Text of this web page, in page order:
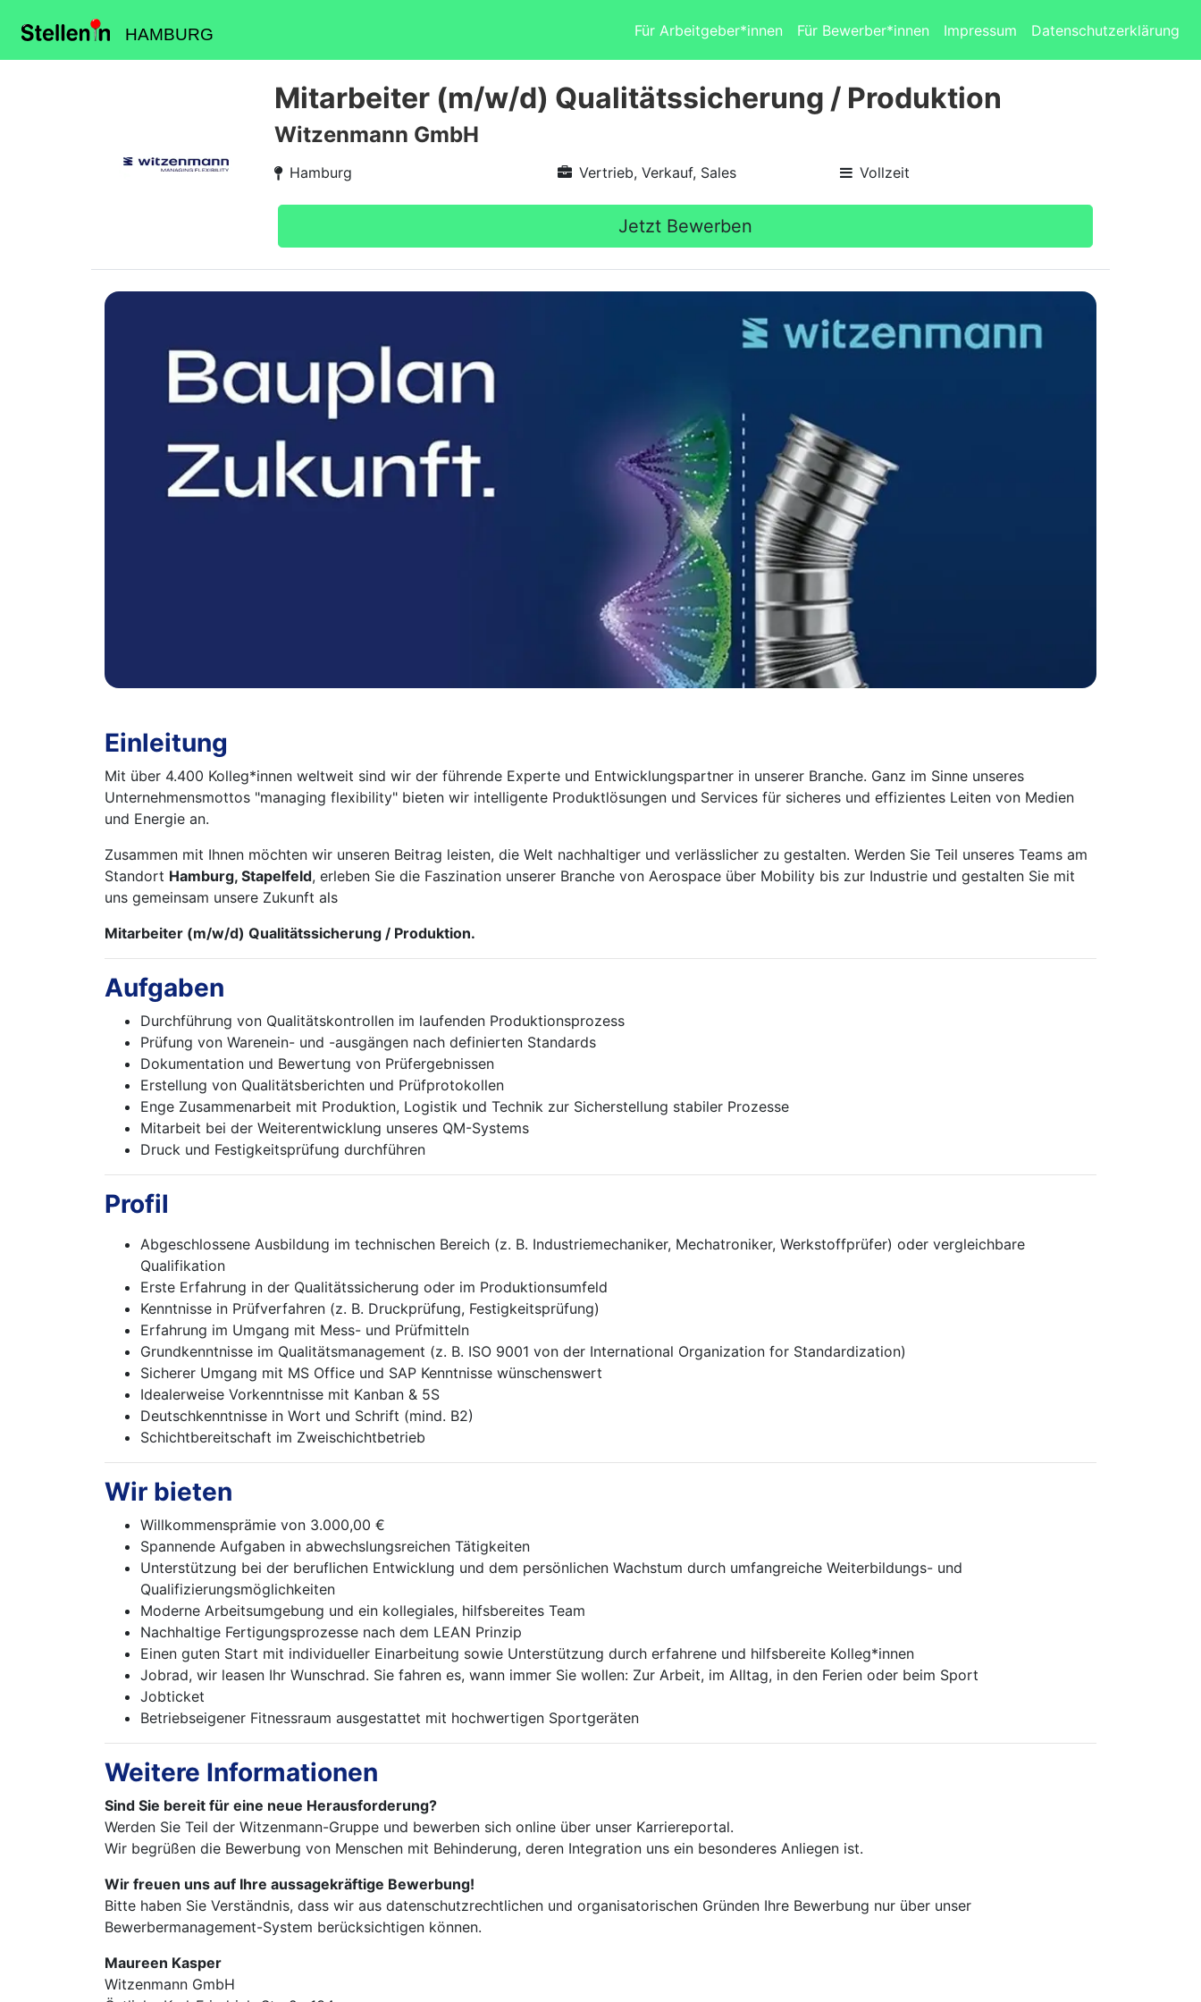
HAMBURG Für Arbeitgeber*innen Für Bewerber*innen Impressum Datenschutzerklärung
Mitarbeiter (m/w/d) Qualitätssicherung / Produktion
Witzenmann GmbH
Hamburg Vertrieb, Verkauf, Sales Vollzeit
Jetzt Bewerben
Einleitung
Mit über 4.400 Kolleg*innen weltweit sind wir der führende Experte und Entwicklungspartner in unserer Branche. Ganz im Sinne unseres
Unternehmensmottos "managing flexibility" bieten wir intelligente Produktlösungen und Services für sicheres und effizientes Leiten von Medien
und Energie an.
Zusammen mit Ihnen möchten wir unseren Beitrag leisten, die Welt nachhaltiger und verlässlicher zu gestalten. Werden Sie Teil unseres Teams am
Standort Hamburg, Stapelfeld, erleben Sie die Faszination unserer Branche von Aerospace über Mobility bis zur Industrie und gestalten Sie mit
uns gemeinsam unsere Zukunft als
Mitarbeiter (m/w/d) Qualitätssicherung / Produktion.
Aufgaben
Durchführung von Qualitätskontrollen im laufenden Produktionsprozess
Prüfung von Warenein- und -ausgängen nach definierten Standards
Dokumentation und Bewertung von Prüfergebnissen
Erstellung von Qualitätsberichten und Prüfprotokollen
Enge Zusammenarbeit mit Produktion, Logistik und Technik zur Sicherstellung stabiler Prozesse
Mitarbeit bei der Weiterentwicklung unseres QM-Systems
Druck und Festigkeitsprüfung durchführen
Profil
Abgeschlossene Ausbildung im technischen Bereich (z. B. Industriemechaniker, Mechatroniker, Werkstoffprüfer) oder vergleichbare
Qualifikation
Erste Erfahrung in der Qualitätssicherung oder im Produktionsumfeld
Kenntnisse in Prüfverfahren (z. B. Druckprüfung, Festigkeitsprüfung)
Erfahrung im Umgang mit Mess- und Prüfmitteln
Grundkenntnisse im Qualitätsmanagement (z. B. ISO 9001 von der International Organization for Standardization)
Sicherer Umgang mit MS Office und SAP Kenntnisse wünschenswert
Idealerweise Vorkenntnisse mit Kanban & 5S
Deutschkenntnisse in Wort und Schrift (mind. B2)
Schichtbereitschaft im Zweischichtbetrieb
Wir bieten
Willkommensprämie von 3.000,00 €
Spannende Aufgaben in abwechslungsreichen Tätigkeiten
Unterstützung bei der beruflichen Entwicklung und dem persönlichen Wachstum durch umfangreiche Weiterbildungs- und
Qualifizierungsmöglichkeiten
Moderne Arbeitsumgebung und ein kollegiales, hilfsbereites Team
Nachhaltige Fertigungsprozesse nach dem LEAN Prinzip
Einen guten Start mit individueller Einarbeitung sowie Unterstützung durch erfahrene und hilfsbereite Kolleg*innen
Jobrad, wir leasen Ihr Wunschrad. Sie fahren es, wann immer Sie wollen: Zur Arbeit, im Alltag, in den Ferien oder beim Sport
Jobticket
Betriebseigener Fitnessraum ausgestattet mit hochwertigen Sportgeräten
Weitere Informationen
Sind Sie bereit für eine neue Herausforderung?
Werden Sie Teil der Witzenmann-Gruppe und bewerben sich online über unser Karriereportal.
Wir begrüßen die Bewerbung von Menschen mit Behinderung, deren Integration uns ein besonderes Anliegen ist.
Wir freuen uns auf Ihre aussagekräftige Bewerbung!
Bitte haben Sie Verständnis, dass wir aus datenschutzrechtlichen und organisatorischen Gründen Ihre Bewerbung nur über unser
Bewerbermanagement-System berücksichtigen können.
Maureen Kasper
Witzenmann GmbH